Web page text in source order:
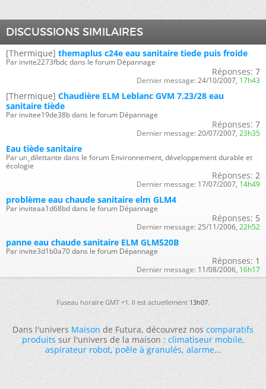
DISCUSSIONS SIMILAIRES
[Thermique] themaplus c24e eau sanitaire tiede puis froide
Par invite2273fbdc dans le forum Dépannage
Réponses: 7
Dernier message: 24/10/2007, 17h43
[Thermique] Chaudière ELM Leblanc GVM 7.23/28 eau
sanitaire tiède
Par invitee19de38b dans le forum Dépannage
Réponses: 7
Dernier message: 20/07/2007, 23h35
Eau tiède sanitaire
Par un_dilettante dans le forum Environnement, développement durable et
écologie
Réponses: 2
Dernier message: 17/07/2007, 14h49
problème eau chaude sanitaire elm GLM4
Par inviteaa1d68bd dans le forum Dépannage
Réponses: 5
Dernier message: 25/11/2006, 22h52
panne eau chaude sanitaire ELM GLM520B
Par invite3d1b0a70 dans le forum Dépannage
Réponses: 1
Dernier message: 11/08/2006, 16h17
Fuseau horaire GMT +1. Il est actuellement13h07.
Dans l'universMaisonde Futura, découvrez noscomparatifs
produitssur l'univers de la maison :climatiseur mobile,
aspirateur robot,poêle à granulés,alarme...